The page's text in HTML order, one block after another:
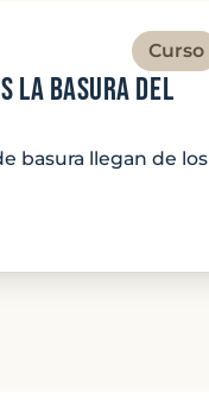
Curso
la basura del
basura llegan de los